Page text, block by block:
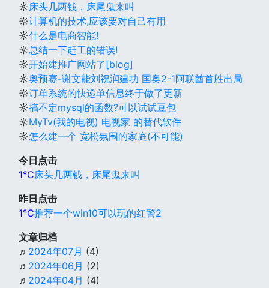
☼床头几两钱，床尾鬼来叫
☼计算机的技术,应该要对自己有用
☼什么是电商智能!
☼总结一下赶工的错误!
☼开始建推广网站了[blog]
☼奥预赛-谢文能刘祝润建功 国奥2-1阿联酋首胜出局
☼订单系统的快递单信息终于做了更新
☼搞不定mysql的函数?可以试试豆包
☼MyTv(我的电视) 电视家 的替代软件
☼怎么建一个 宽松氛围的家庭(不可能)
今日点击
1℃床头几两钱，床尾鬼来叫
昨日点击
1℃推荐一个win10可以玩的红警2
文章归档
♬ 2024年07月 (4)
♬ 2024年06月 (2)
♬ 2024年04月 (4)